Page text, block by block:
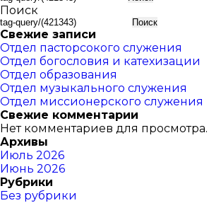
Поиск
Поиск
Свежие записи
Отдел пасторсокого служения
Отдел богословия и катехизации
Отдел образования
Отдел музыкального служения
Отдел миссионерского служения
Свежие комментарии
Нет комментариев для просмотра.
Архивы
Июль 2026
Июнь 2026
Рубрики
Без рубрики